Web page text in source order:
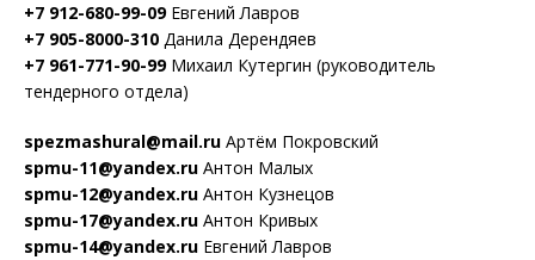
+7 912-680-99-09Евгений Лавров
+7 905-8000-310 Данила Дерендяев
+7 961-771-90-99Михаил Кутергин (руководитель
тендерного отдела)
spezmashural@mail.ru Артём Покровский
spmu-11@yandex.ru Антон Малых
spmu-12@yandex.ru Антон Кузнецов
spmu-17@yandex.ru Антон Кривых
spmu-14@yandex.ru Евгений Лавров